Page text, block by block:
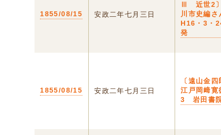
1855/08/15 安政二年七月三日
Ⅲ 近世2
川市史編
H16・3・
発
1855/08/15 安政二年七月三日
〔遠山金
江戸岡﨑
3 岩田書